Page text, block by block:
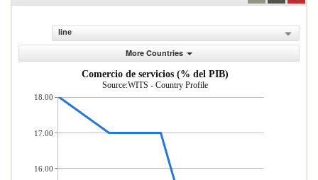
line
More Countries
Comercio de servicios (% del PIB)
Source:WITS - Country Profile
18.00
17.00
16.00